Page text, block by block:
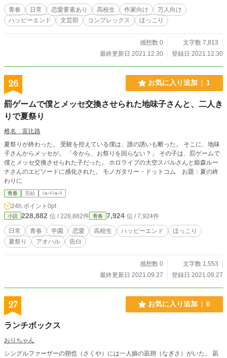
青春 日常 恋愛要素あり 高校生 作家向け
万人向け
ハッピーエンド
文芸部 コンプレックス ほっこり
感想数 0
文字数 7,813
最終更新日 2021.12.30
登録日 2021.12.30
26 お気に入り追加 1
罰ゲームで僕とメッセ交換させられた地味子さんと、二人き
りで夏祭り
椎名 富比路
夏祭りが終わった。 受験を控えている僕は、誰の誘いも断った。 そこに、地味
子さんからメッセが。 「今から、お祭りを回らない？」 その子は、罰ゲームで
僕とメッセ交換させられた子だった。 ホロライブの大空スバルさんと姫森ルー
ナさんのエピソードに感化された。 モノガタリー・ドットコム お題：夏の終
わりに
青春 完結 ｼｮｰﾄｼｮｰﾄ
24h.ポイント 0pt
小説 228,882 位 / 228,882件 青春 7,924 位 / 7,924件
日常 青春 学園 恋愛 高校生 ハッピーエンド
ほっこり
夏祭り
アオハル 告白
感想数 0
文字数 1,553
最終更新日 2021.09.27
登録日 2021.09.27
27 お気に入り追加 0
ランチボックス
おりちゃん
シングルファーザーの朔也（さくや）には一人娘の凪朔（なぎさ）がいた。 凪